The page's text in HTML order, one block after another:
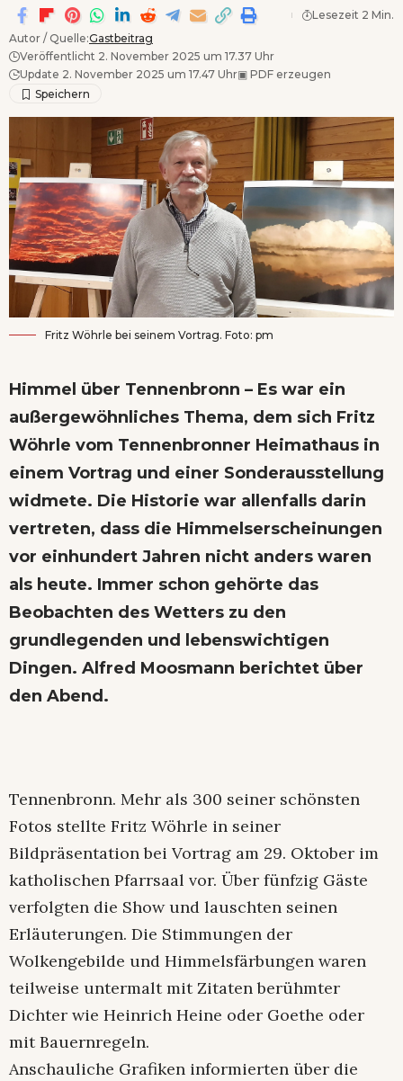
Autor / Quelle:Gastbeitrag
Veröffentlicht 2. November 2025 um 17.37 Uhr
Update 2. November 2025 um 17.47 Uhr▣ PDF erzeugen
Lesezeit 2 Min.
Fritz Wöhrle bei seinem Vortrag. Foto: pm
Himmel über Tennenbronn – Es war ein
außergewöhnliches Thema, dem sich Fritz
Wöhrle vom Tennenbronner Heimathaus in
einem Vortrag und einer Sonderausstellung
widmete. Die Historie war allenfalls darin
vertreten, dass die Himmelserscheinungen
vor einhundert Jahren nicht anders waren
als heute. Immer schon gehörte das
Beobachten des Wetters zu den
grundlegenden und lebenswichtigen
Dingen. Alfred Moosmann berichtet über
den Abend.
Tennenbronn. Mehr als 300 seiner schönsten
Fotos stellte Fritz Wöhrle in seiner
Bildpräsentation bei Vortrag am 29. Oktober im
katholischen Pfarrsaal vor. Über fünfzig Gäste
verfolgten die Show und lauschten seinen
Erläuterungen. Die Stimmungen der
Wolkengebilde und Himmelsfärbungen waren
teilweise untermalt mit Zitaten berühmter
Dichter wie Heinrich Heine oder Goethe oder
mit Bauernregeln.
Anschauliche Grafiken informierten über die